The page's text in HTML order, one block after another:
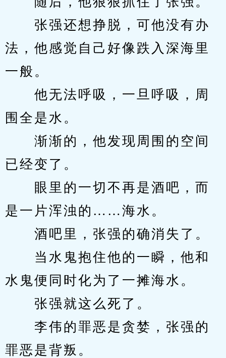
张强还想挣脱，可他没有办
法，他感觉自己好像跌入深海里
一般。
他无法呼吸，一旦呼吸，周
围全是水。
渐渐的，他发现周围的空间
已经变了。
眼里的一切不再是酒吧，而
是一片浑浊的……海水。
酒吧里，张强的确消失了。
当水鬼抱住他的一瞬，他和
水鬼便同时化为了一摊海水。
张强就这么死了。
李伟的罪恶是贪婪，张强的
罪恶是背叛。